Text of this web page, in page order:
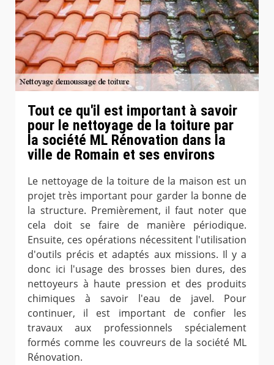
Tout ce qu'il est important à savoir
pour le nettoyage de la toiture par
la société ML Rénovation dans la
ville de Romain et ses environs
Le nettoyage de la toiture de la maison est un
projet très important pour garder la bonne de
la structure. Premièrement, il faut noter que
cela doit se faire de manière périodique.
Ensuite, ces opérations nécessitent l'utilisation
d'outils précis et adaptés aux missions. Il y a
donc ici l'usage des brosses bien dures, des
nettoyeurs à haute pression et des produits
chimiques à savoir l'eau de javel. Pour
continuer, il est important de confier les
travaux aux professionnels spécialement
formés comme les couvreurs de la société ML
Rénovation.